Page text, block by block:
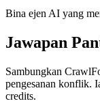
Bina ejen AI yang
Jawapan
Sambungkan
pengesanan konflik.
credits.